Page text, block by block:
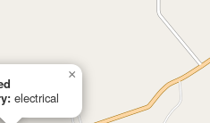
Kim Quận 7
electrical
×